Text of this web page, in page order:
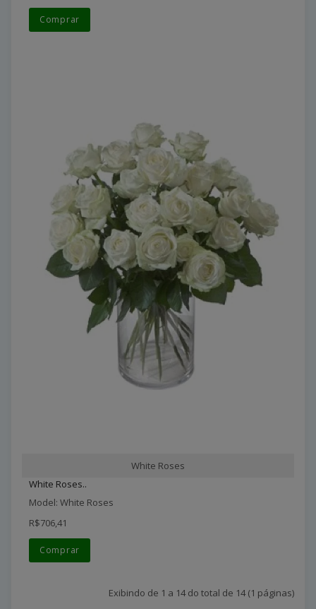
Comprar
White Roses
White Roses..
Model: White Roses
R$706,41
Comprar
Exibindo de 1 a 14 do total de 14 (1 páginas)